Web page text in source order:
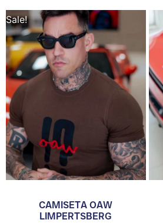
Sale!
CAMISETA OAW
LIMPERTSBERG